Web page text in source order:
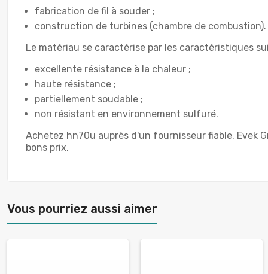
fabrication de fil à souder ;
construction de turbines (chambre de combustion).
Le matériau se caractérise par les caractéristiques
excellente résistance à la chaleur ;
haute résistance ;
partiellement soudable ;
non résistant en environnement sulfuré.
Achetez hn70u auprès d'un fournisseur fiable. Evek
bons prix.
Vous pourriez aussi aimer